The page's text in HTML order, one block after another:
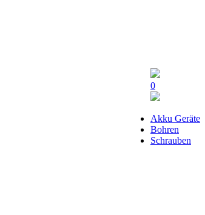
0
Akku Geräte
Bohren
Schrauben